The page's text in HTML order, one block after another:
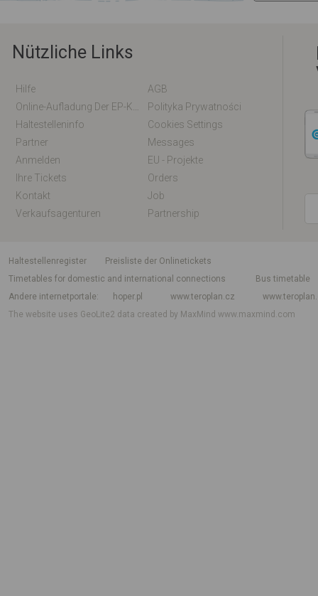
Nützliche Links
Hilfe
AGB
Polityka Prywatności
Haltestelleninfo
Cookies Settings
Partner
Messages
Anmelden
EU - Projekte
Ihre Tickets
Orders
Kontakt
Job
Verkaufsagenturen
Partnership
Haltestellenregister
Preisliste der Onlinetickets
Timetables for domestic and international connections
Bus timetable
Andere internetportale
hoper.pl www.teroplan.cz
The website uses GeoLite2 data created by MaxMindwww.maxmind.com